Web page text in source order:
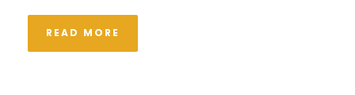
READ MORE